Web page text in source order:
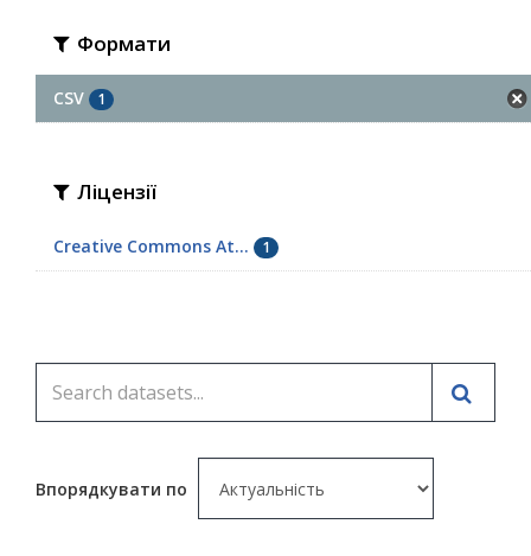
Формати
CSV 1
Ліцензії
Creative Commons At... 1
Впорядкувати по